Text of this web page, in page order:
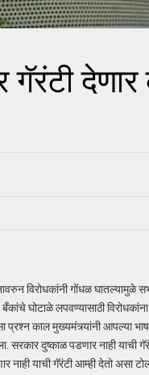
गॅरंटी देणार
विरोधकांनी गोंधळ घातल्यामुळे
घोटाळे लपवण्यासाठी
प्रश्न काल मुख्यमंत्र्यांनी आपल्या
सरकार दुष्काळ पडणार नाही याची
याची गॅरंटी आम्ही देतो असा